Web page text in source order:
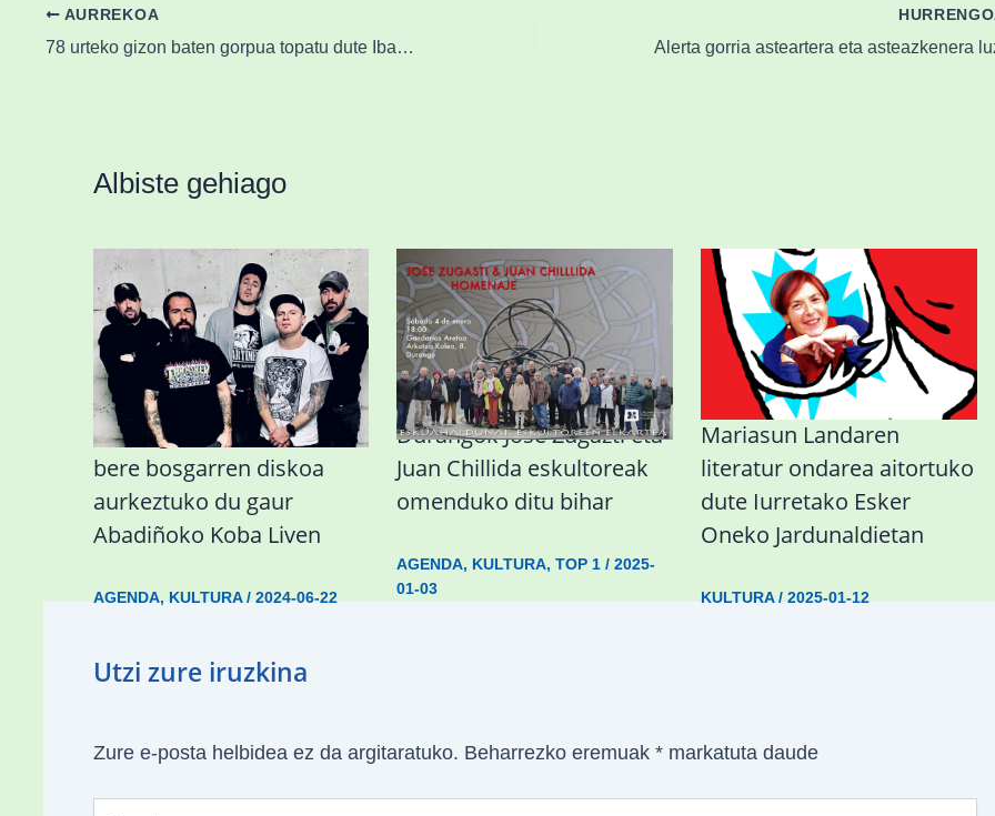
AURREKOA
78 urteko gizon baten gorpua topatu dute Ibaizabal ibaian, Iurretan
Albiste gehiago
Durangoko Alerta taldeak
bere bosgarren diskoa
aurkeztuko du gaur
Abadiñoko Koba Liven
AGENDA, KULTURA/ 2024-06-22
Durangok Jose Zugazti eta
Juan Chillida eskultoreak
omenduko ditu bihar
AGENDA, KULTURA,TOP 1 /2025-
01-03
Mariasun Landaren
literatur ondarea aitortuko
dute Iurretako Esker
Oneko Jardunaldietan
KULTURA/2025-01-12
Utzi zure iruzkina
Zure e-posta helbidea ez da argitaratuko. Beharrezko eremuak *markatuta daude